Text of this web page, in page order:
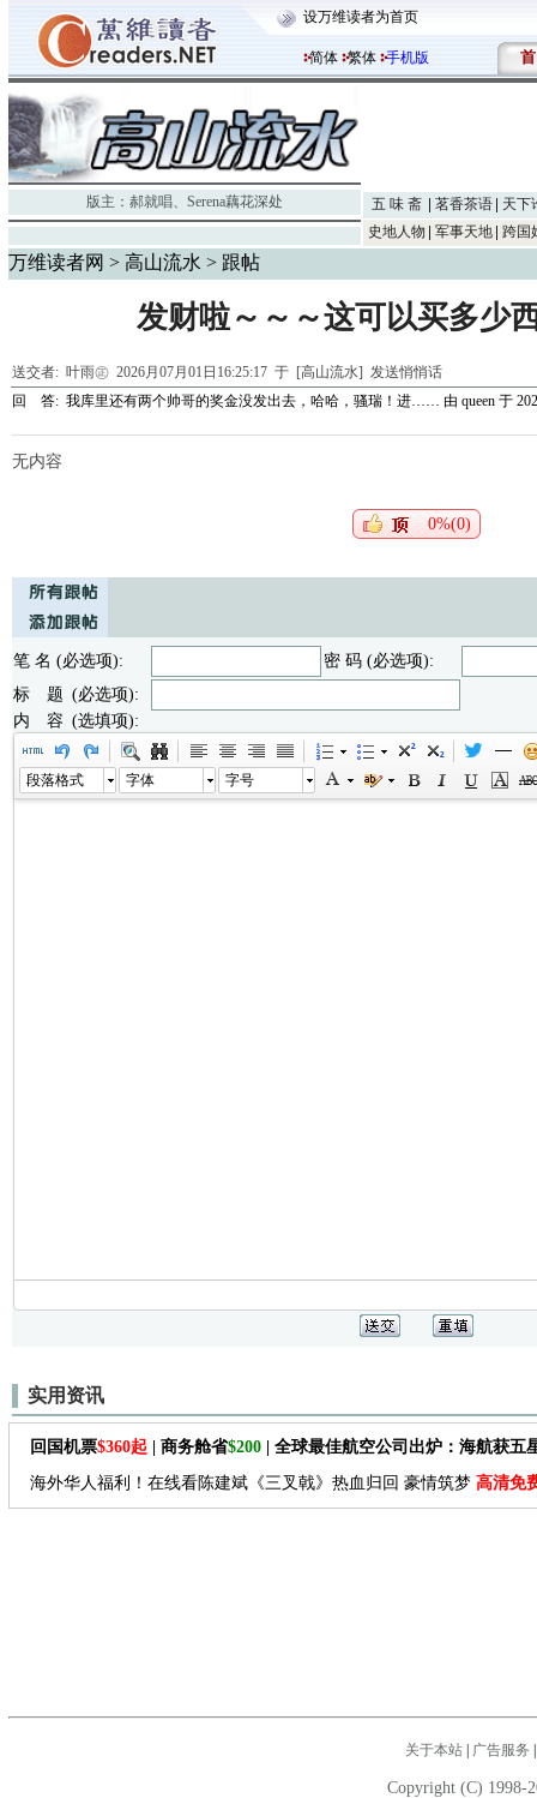
设万维读者为首页
简体 繁体 手机版 首
版主： 郝就唱、 Serena藕花深处 五 味 斋 茗香茶语
天下
史地人物
军事天地 跨国
万维读者网 > 高山流水 > 跟帖
发财啦～～～这可以买多少
送交者: 叶雨㊣ 2026月07月01日16:25:17 于 [高山流水] 发送悄悄话
回 答: 我库里还有两个帅哥的奖金没发出去，哈哈，骚瑞！进…… 由 queen 于
无内容
0%(0)
笔 名 (必选项):
密 码 (必选项):
标 题 (必选项):
内 容 (选填项):
段落格式 字体 字号
实用资讯
回国机票$360起 | 商务舱省$200 | 全球最佳航空公司出炉：海航获五
海外华人福利！在线看陈建斌《三叉戟》热血归回 豪情筑梦 高清免
关于本站| 广告服务
Copyright (C) 1998-